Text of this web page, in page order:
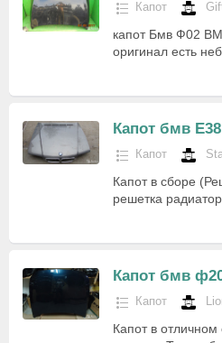
Капот
капот Бмв Ф02
оригинал есть
Капот бмв
Капот
Капот в сборе
решетка
Капот бмв
Капот
Капот в